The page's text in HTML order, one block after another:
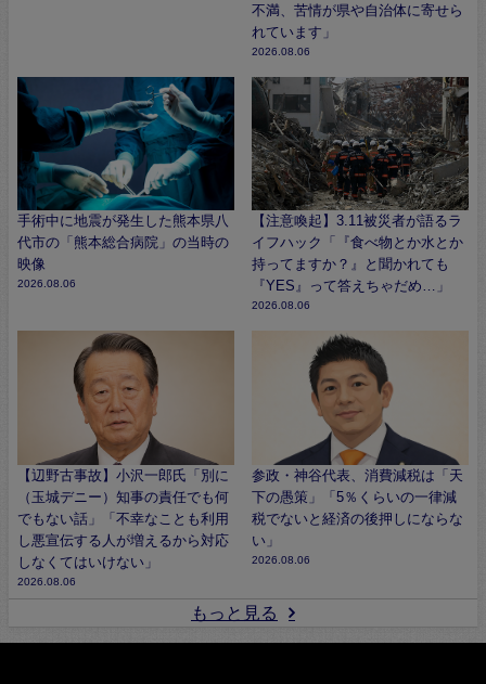
不満、苦情が県や自治体に寄せら
れています」
2026.08.06
手術中に地震が発生した熊本県八
代市の「熊本総合病院」の当時の
映像
2026.08.06
【注意喚起】3.11被災者が語るラ
イフハック「『食べ物とか水とか
持ってますか？』と聞かれても
『YES』って答えちゃだめ…」
2026.08.06
【辺野古事故】小沢一郎氏「別に
（玉城デニー）知事の責任でも何
でもない話」「不幸なことも利用
し悪宣伝する人が増えるから対応
しなくてはいけない」
2026.08.06
参政・神谷代表、消費減税は「天
下の愚策」「5％くらいの一律減
税でないと経済の後押しにならな
い」
2026.08.06
もっと見る